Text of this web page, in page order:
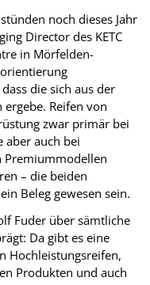
noch dieses Jahr
Director des KETC
in Mörfelden-
die sich aus der
Reifen von
zwar primär bei
aber auch bei
Premiummodellen
– die beiden
Beleg gewesen sein.
Fuder über sämtliche
Da gibt es eine
Hochleistungsreifen,
Produkten und auch